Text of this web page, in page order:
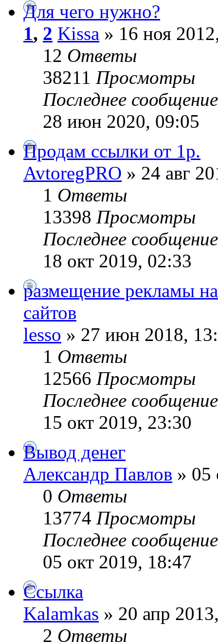
Для чего нужно?
1, 2 Kissa » 16 ноя
12 Ответы
38211 Просмотры
Последнее
28 июн 2020, 09:05
Продам ссылки от 1р.
AvtoregPRO » 24 авг
1 Ответы
13398 Просмотры
Последнее
18 окт 2019, 02:33
размещение рекламы
сайтов
lesso » 27 июн 2018,
1 Ответы
12566 Просмотры
Последнее
15 окт 2019, 23:30
Вывод денег
Александр Павлов » 05
0 Ответы
13774 Просмотры
Последнее
05 окт 2019, 18:47
Ссылка
Kalamkas » 20 апр
2 Ответы